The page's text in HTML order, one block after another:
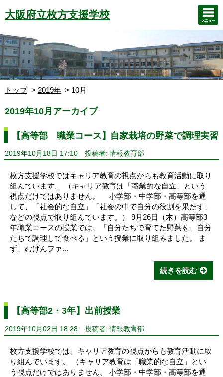
大阪府立枚方支援学校
トップ 2019年 10月
2019年10月アーカイブ
【高等部 職業コース】自家栽培の野菜で調理実習
2019年10月18日 17:10 投稿者: 情報教育部
枚方支援学校ではキャリア教育の視点からも教育活動に取り
組んでいます。 （キャリア教育は「職業的な自立」という
視点だけではありません。 小学部・中学部・高等部を通
して、「社会的な自立」「社会の中で自分の役割を果たす」
などの視点で取り組んでいます。） 9月26日（木）高等部3
年職業コースの授業では、「自分たちで育てた野菜を、自分
たちで調理して食べる」という授業に取り組みました。 ま
ず、むげんファ...
続きを読む
【高等部2・3年】出前授業
2019年10月02日 18:28 投稿者: 情報教育部
枚方支援学校では、キャリア教育の視点からも教育活動に取
り組んでいます。 （キャリア教育は「職業的な自立」とい
う視点だけではありません。 小学部・中学部・高等部を通